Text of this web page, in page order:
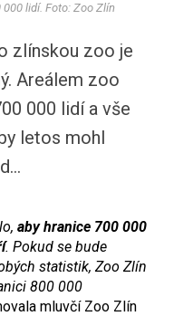
lidí. Foto: Zoo Zlín
zlínskou zoo je
Areálem zoo
000 lidí a vše
letos mohl
aby hranice 700 000
. Pokud se bude
statistik, Zoo Zlín
800 000
mluvčí Zoo Zlín